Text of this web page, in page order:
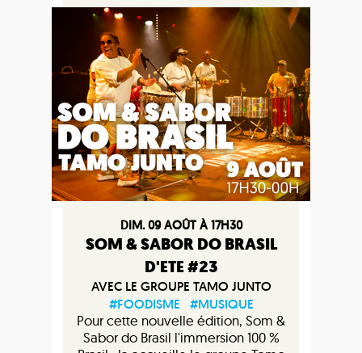
DIM. 09 AOÛT À 17H30
SOM & SABOR DO BRASIL
D'ETE #23
AVEC LE GROUPE TAMO JUNTO
#FOODISME
#MUSIQUE
Pour cette nouvelle édition, Som &
Sabor do Brasil l'immersion 100 %